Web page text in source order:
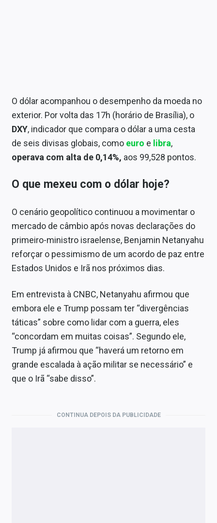
O dólar acompanhou o desempenho da moeda no
exterior. Por volta das 17h (horário de Brasília), o
DXY, indicador que compara o dólar a uma cesta
de seis divisas globais, como euro e libra,
operava com alta de 0,14%, aos 99,528 pontos.
O que mexeu com o dólar hoje?
O cenário geopolítico continuou a movimentar o
mercado de câmbio após novas declarações do
primeiro-ministro israelense, Benjamin Netanyahu
reforçar o pessimismo de um acordo de paz entre
Estados Unidos e Irã nos próximos dias.
Em entrevista à CNBC, Netanyahu afirmou que
embora ele e Trump possam ter “divergências
táticas” sobre como lidar com a guerra, eles
“concordam em muitas coisas”. Segundo ele,
Trump já afirmou que “haverá um retorno em
grande escalada à ação militar se necessário” e
que o Irã “sabe disso”.
CONTINUA DEPOIS DA PUBLICIDADE